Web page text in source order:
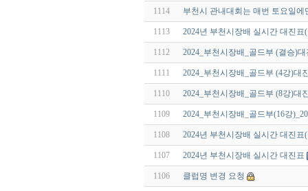
1114 부천시 관내대회는 매번 토요일에
1113 2024년 부천시장배 실시간 대진표
1112 2024_부천시장배_골드부 (결승)대
1111 2024_부천시장배_골드부 (4강)대
1110 2024_부천시장배_골드부 (8강)대
1109 2024_부천시장배_골드부(16강
1108 2024년 부천시장배 실시간 대진표
1107 2024년 부천시장배 실시간 대진표
1106 클럽명 변경 요청